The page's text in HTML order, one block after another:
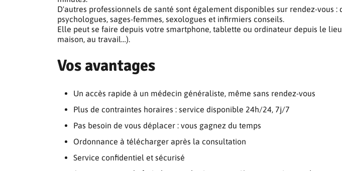
D'autres professionnels de santé sont également disponibles sur rendez-vous :
psychologues, sages-femmes, sexologues et infirmiers conseils.
Elle peut se faire depuis votre smartphone, tablette ou ordinateur depuis le
maison, au travail…).
Vos avantages
Un accès rapide à un médecin généraliste, même sans rendez-vous
Plus de contraintes horaires : service disponible 24h/24, 7j/7
Pas besoin de vous déplacer : vous gagnez du temps
Ordonnance à télécharger après la consultation
Service confidentiel et sécurisé